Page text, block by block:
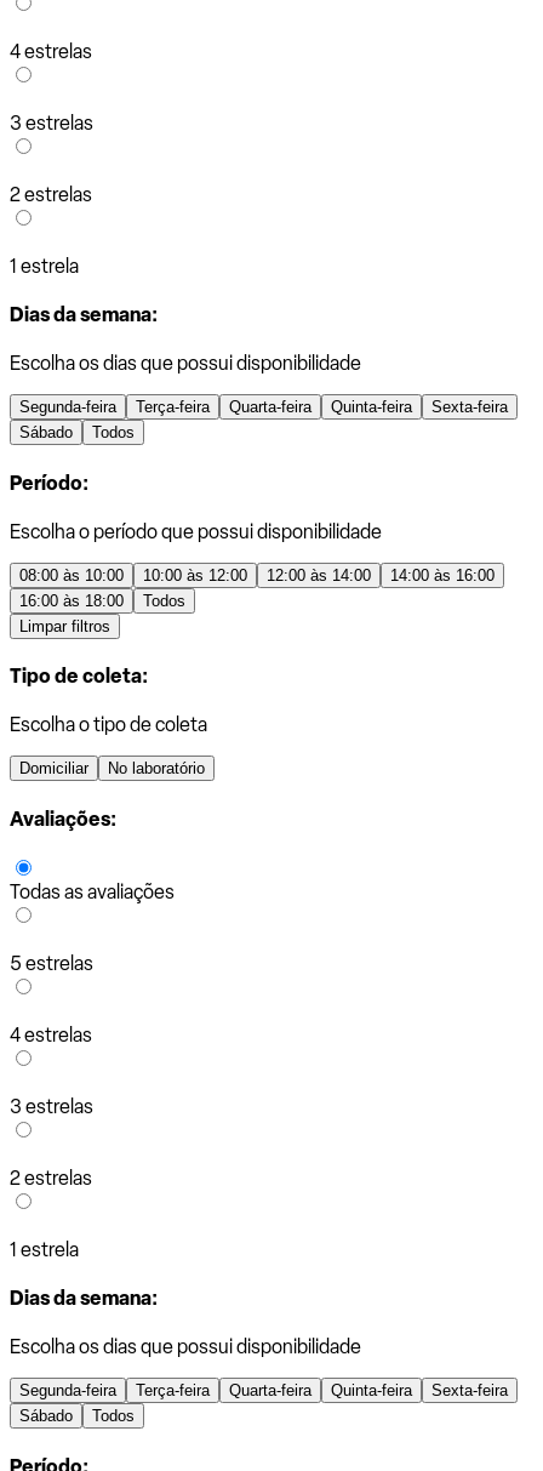
4 estrelas
3 estrelas
2 estrelas
1 estrela
Dias da semana:
Escolha os dias que possui disponibilidade
Segunda-feira Terça-feira Quarta-feira Quinta-feira
Sexta-feira
Sábado
Todos
Período:
Escolha o período que possui disponibilidade
08:00 às 10:00 10:00 às 12:00 12:00 às 14:00
14:00 às 16:00
16:00 às 18:00
Todos
Limpar filtros
Tipo de coleta:
Escolha o tipo de coleta
Domiciliar No laboratório
Avaliações:
Todas as avaliações
5 estrelas
4 estrelas
3 estrelas
2 estrelas
1 estrela
Dias da semana:
Escolha os dias que possui disponibilidade
Segunda-feira Terça-feira Quarta-feira Quinta-feira
Sexta-feira
Sábado
Todos